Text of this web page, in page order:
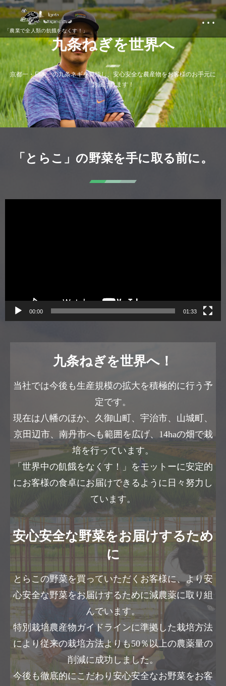
「農業で全人類の飢餓をなくす！」
…
九条ねぎを世界へ
京都一・日本一の九条ネギを目指し 、安心安全な農産物をお客様のお手元に
お届け しま す！
「とらこ」の野菜を手に取る前に。
00:00 01:33
九条ねぎを世界へ！
当社では今後も生産規模の拡大を積極的に行う予
定です。
現在は八幡のほか、久御山町、宇治市、山城町、
京田辺市、南丹市へも範囲を広げ、14haの畑で栽
培を行っています。
「世界中の飢餓をなくす！」をモットーに安定的
にお客様の食卓にお届けできるように日々努力し
ています。
安心安全な野菜をお届けするため
に
とらこの野菜を買っていただくお客様に、より安
心安全な野菜をお届けするために減農薬に取り組
んでいます。
特別栽培農産物ガイドラインに準拠した栽培方法
により従来の栽培方法よりも50％以上の農薬量の
削減に成功しました。
今後も徹底的にこだわり安心安全なお野菜をお客